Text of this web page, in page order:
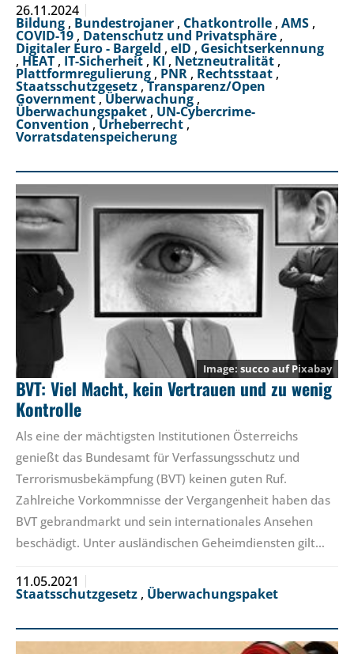
26.11.2024
Bildung , Bundestrojaner , Chatkontrolle , AMS ,
COVID-19 , Datenschutz und Privatsphäre ,
Digitaler Euro - Bargeld , eID , Gesichtserkennung
, HEAT , IT-Sicherheit , KI , Netzneutralität ,
Plattformregulierung , PNR , Rechtsstaat ,
Staatsschutzgesetz ,Transparenz/Open
Government,Überwachung ,
Überwachungspaket , UN-Cybercrime-
Convention ,Urheberrecht ,
Vorratsdatenspeicherung
succoaufPixabay
BVT: Viel Macht, kein Vertrauen und zu wenig
Kontrolle
Als eine der mächtigsten Institutionen Österreichs
genießt das Bundesamt für Verfassungsschutz und
Terrorismusbekämpfung (BVT) keinen guten Ruf.
Zahlreiche Vorkommnisse der Vergangenheit haben das
BVT gebrandmarkt und sein internationales Ansehen
beschädigt. Unter ausländischen Geheimdiensten gilt…
11.05.2021
Staatsschutzgesetz , Überwachungspaket